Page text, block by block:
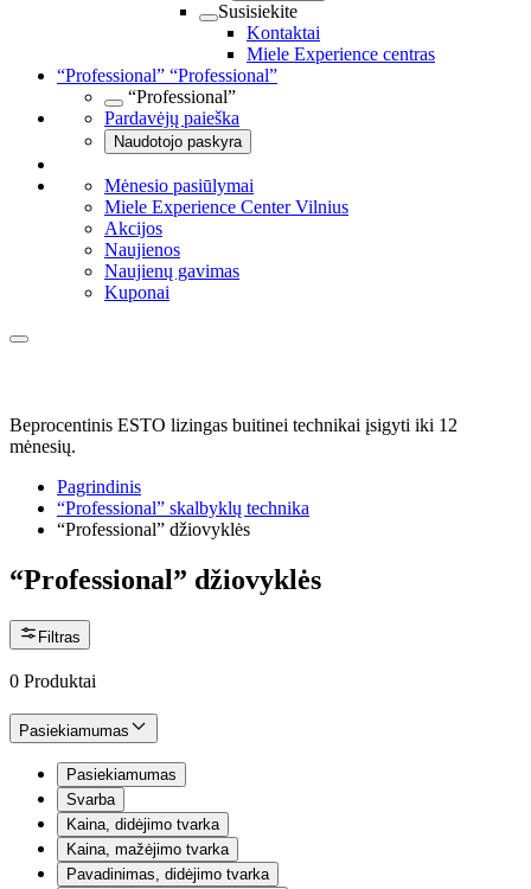
Susisiekite
Kontaktai
Miele Experience centras
“Professional” “Professional”
“Professional”
Pardavėjų paieška
Naudotojo paskyra
Mėnesio pasiūlymai
Miele Experience Center Vilnius
Akcijos
Naujienos
Naujienų gavimas
Kuponai
Beprocentinis ESTO lizingas buitinei technikai įsigyti iki 12
mėnesių.
Pagrindinis
“Professional” skalbyklų technika
“Professional” džiovyklės
“Professional” džiovyklės
Filtras
0 Produktai
Pasiekiamumas
Pasiekiamumas
Svarba
Kaina, didėjimo tvarka
Kaina, mažėjimo tvarka
Pavadinimas, didėjimo tvarka